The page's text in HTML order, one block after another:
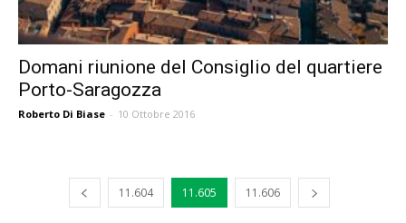
Domani riunione del Consiglio del quartiere
Porto-Saragozza
Roberto Di Biase - 10 Ottobre 2016
11.604 11.605 11.606